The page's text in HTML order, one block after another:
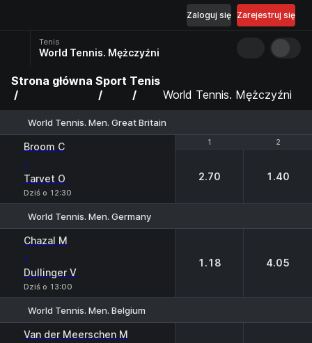
Zarejestruj się
Zaloguj się
Tenis
World Tennis. Mężczyźni
Strona główna Sport Tenis
World Tennis. Mężczyźni
World Tennis. Men. Great Britain
1 2
Broom C
-
Tarvet O
Dziś o 12:30
1 2
2.70 1.40
World Tennis. Men. Germany
Chazal M
-
Dullinger V
Dziś o 13:00
1.18 4.05
World Tennis. Men. Belgium
Van der Meerschen M